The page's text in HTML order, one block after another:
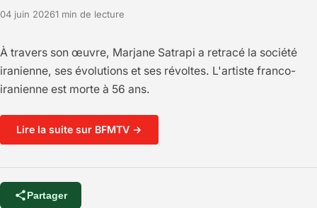
04 juin 20261 min de lecture
À travers son œuvre, Marjane Satrapi a retracé la société
iranienne, ses évolutions et ses révoltes. L'artiste franco-
iranienne est morte à 56 ans.
Lire la suite sur BFMTV →
Partager